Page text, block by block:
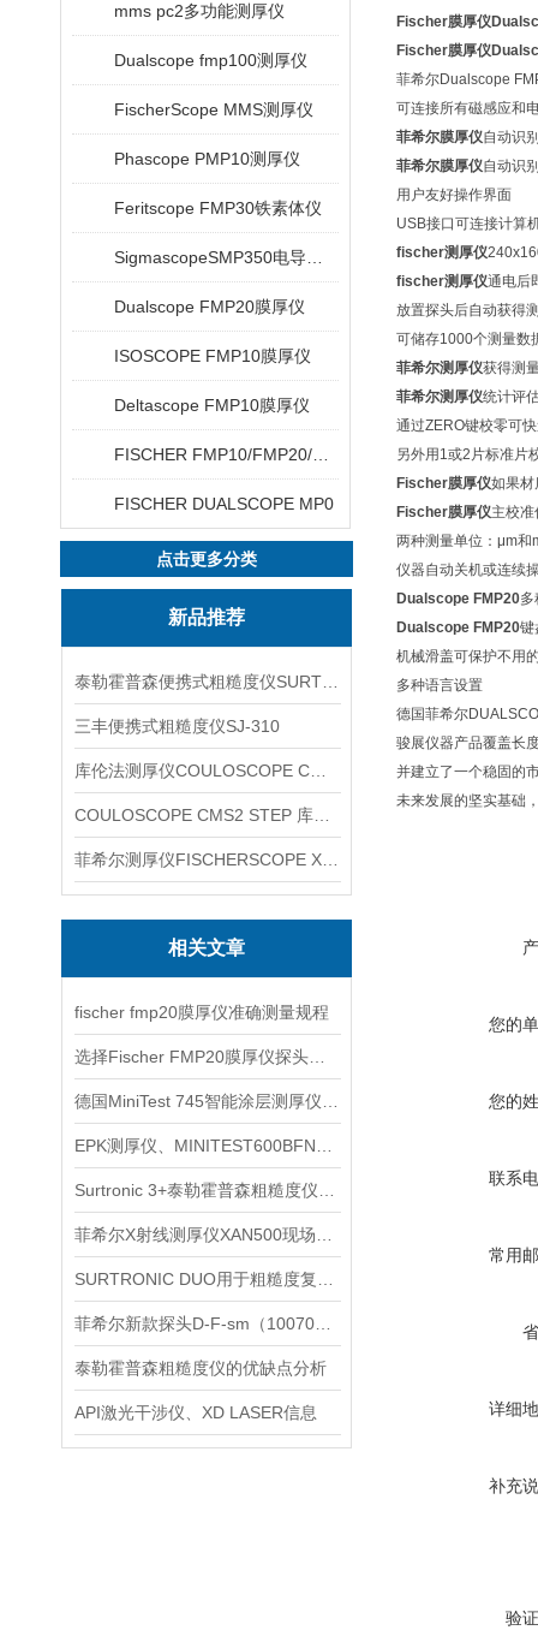
mms pc2多功能测厚仪
Dualscope fmp100测厚仪
FischerScope MMS测厚仪
Phascope PMP10测厚仪
Feritscope FMP30铁素体仪
Dualscope FMP20膜厚仪
ISOSCOPE FMP10膜厚仪
Deltascope FMP10膜厚仪
FISCHER DUALSCOPE MP0
点击更多分类
新品推荐
三丰便携式粗糙度仪SJ-310
相关文章
fischer fmp20膜厚仪准确测量规程
泰勒霍普森粗糙度仪的优缺点分析
API激光干涉仪、XD LASER信息
Fischer膜厚仪
Fischer膜厚仪
菲希尔Dualscope
可连接所有磁感应和
菲希尔膜厚仪自动识
菲希尔膜厚仪自动识
用户友好操作界面
USB接口可连接计算
fischer测厚仪
fischer测厚仪通电后
放置探头后自动获得
可储存1000个测量数
菲希尔测厚仪获得测
菲希尔测厚仪统计评
通过ZERO键校零可
另外用1或2片标准片
Fischer膜厚仪如果材
Fischer膜厚仪主校
两种测量单位：μm和
仪器自动关机或连续
Dualscope FMP20
Dualscope FMP20键
机械滑盖可保护不用
多种语言设置
德国菲希尔
骏展仪器产品覆盖长
并建立了一个稳固的
未来发展的坚实基础
您的
您的
联系
常用
详细
补充
验